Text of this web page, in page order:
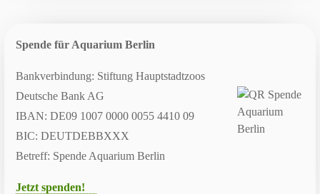
Spende für Aquarium Berlin
Bankverbindung: Stiftung Hauptstadtzoos
Deutsche Bank AG
IBAN: DE09 1007 0000 0055 4410 09
BIC: DEUTDEBBXXX
Betreff: Spende Aquarium Berlin
Jetzt spenden!